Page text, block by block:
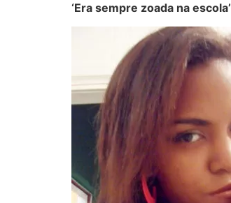
‘Era sempre zoada na escola’